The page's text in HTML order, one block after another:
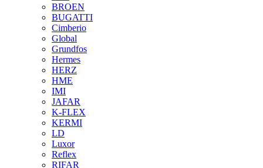
BROEN
BUGATTI
Cimberio
Global
Grundfos
Hermes
HERZ
HME
IMI
JAFAR
K-FLEX
KERMI
LD
Luxor
Reflex
RIFAR